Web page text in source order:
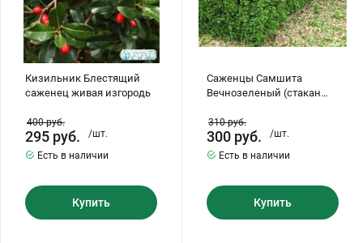
Кизильник Блестящий
саженец живая изгородь
400руб.
295 руб.
/шт.
Есть в наличии
Купить
Саженцы Самшита
Вечнозеленый (стакан
310руб.
300 руб.
/шт.
Есть в наличии
Купить